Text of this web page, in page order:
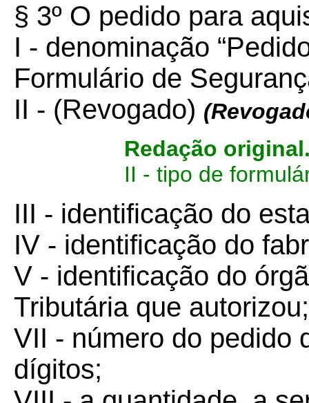
§ 3º O pedido para
I - denominação
Formulário de
II - (Revogado)
Redação
II - tipo de
III - identificação do
IV - identificação do
V - identificação do
Tributária que autorizou;
VII - número do pedido
dígitos;